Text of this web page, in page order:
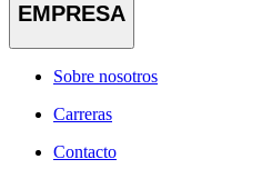
EMPRESA
Sobre nosotros
Carreras
Contacto